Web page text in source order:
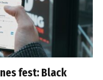
fest: Black